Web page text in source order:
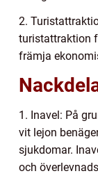
2.
turistattraktion
främja
1. Inavel: På
vit lejon
sjukdomar.
och